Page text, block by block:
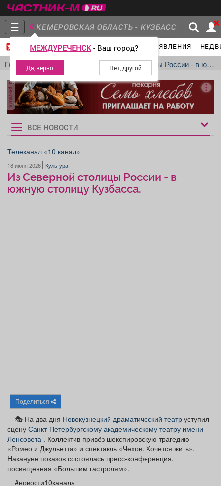
☰ КЕМЕРОВСКАЯ ОБЛАСТЬ - КУЗБАСС
МЕЖДУРЕЧЕНСК- Ваш город?
ГЛАВНАЯ ГРУППЫ НОВОСТИ ОБЪЯВЛЕНИЯ
Главная
Группы Новости
Объявления Недвижимость Услуги
Работа
Главная Из Северной столицы России - в южную столицу Кузбасса.
реклама
Рукбрики
новостей
ВСЕ НОВОСТИ
Телеканал «10 канал»
18 июня 2026 Культура
Из Северной столицы России - в
южную столицу Кузбасса.
Поделиться
🎭 На два дня Новокузнецкий драматический театр уступил
сцену Санкт-Петербургскому академическому театру имени
Ленсовета . Коллектив привёз шекспировскую трагедию
«Ромео и Джульетта» и спектакль «Чехов. Хочется жить».
Накануне показов состоялась пресс-конференция,
посвященная «Большим гастролям».
#новости10канала